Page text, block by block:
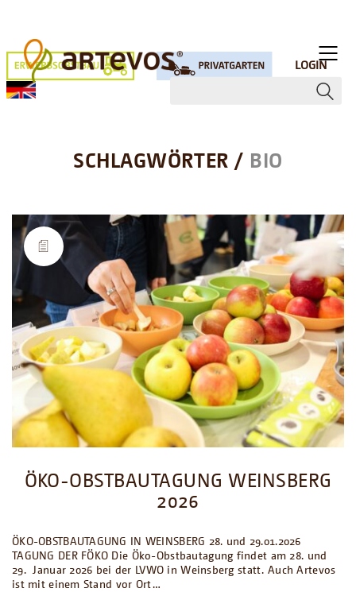
LOGIN
SCHLAGWÖRTER / BIO
ÖKO-OBSTBAUTAGUNG WEINSBERG
2026
ÖKO-OBSTBAUTAGUNG IN WEINSBERG 28. und 29.01.2026
TAGUNG DER FÖKO Die Öko-Obstbautagung findet am 28. und
29. Januar 2026 bei der LVWO in Weinsberg statt. Auch Artevos
ist mit einem Stand vor Ort…